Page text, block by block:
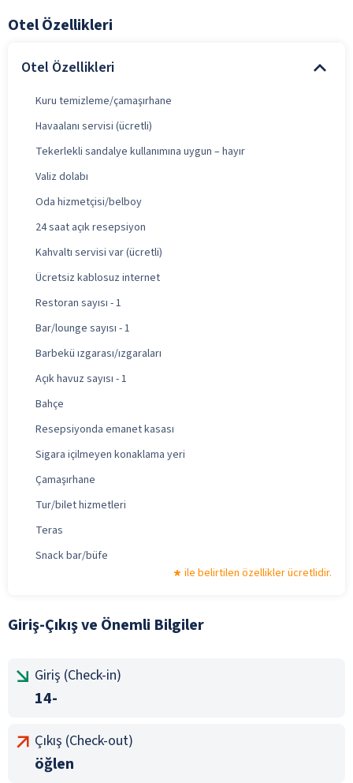
Otel Özellikleri
Otel Özellikleri
Kuru temizleme/çamaşırhane
Havaalanı servisi (ücretli)
Tekerlekli sandalye kullanımına uygun – hayır
Valiz dolabı
Oda hizmetçisi/belboy
24 saat açık resepsiyon
Kahvaltı servisi var (ücretli)
Ücretsiz kablosuz internet
Restoran sayısı - 1
Bar/lounge sayısı - 1
Barbekü ızgarası/ızgaraları
Açık havuz sayısı - 1
Bahçe
Resepsiyonda emanet kasası
Sigara içilmeyen konaklama yeri
Çamaşırhane
Tur/bilet hizmetleri
Teras
Snack bar/büfe
ile belirtilen özellikler ücretlidir.
Giriş-Çıkış ve Önemli Bilgiler
Giriş (Check-in)
14-
Çıkış (Check-out)
öğlen